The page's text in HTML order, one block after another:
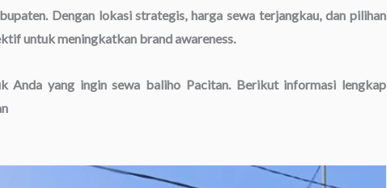
Dengan lokasi strategis, harga sewa terjangkau, dan pilihan
untuk meningkatkan brand awareness.
Anda yang ingin sewa baliho Pacitan. Berikut informasi lengkap